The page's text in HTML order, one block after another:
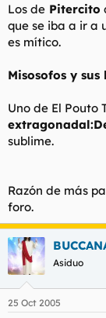
Los de Pitercito
que se iba a ir a
es mítico.
Misosofos y
Uno de El Pouto
sublime.
Razón de más
foro.
Asiduo
25 Oct 2005